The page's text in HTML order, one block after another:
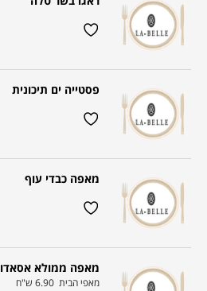
פסטייה ים תיכונית
מאפה כבדי עוף
מאפה ממולא אסאדו
מאפי הבית 6.90 ש"ח